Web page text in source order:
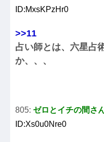
ID:MxsKPzHr0
>>11
占い師とは、六星占
か、、、
805: ゼロとイチの間さ
ID:Xs0u0Nre0